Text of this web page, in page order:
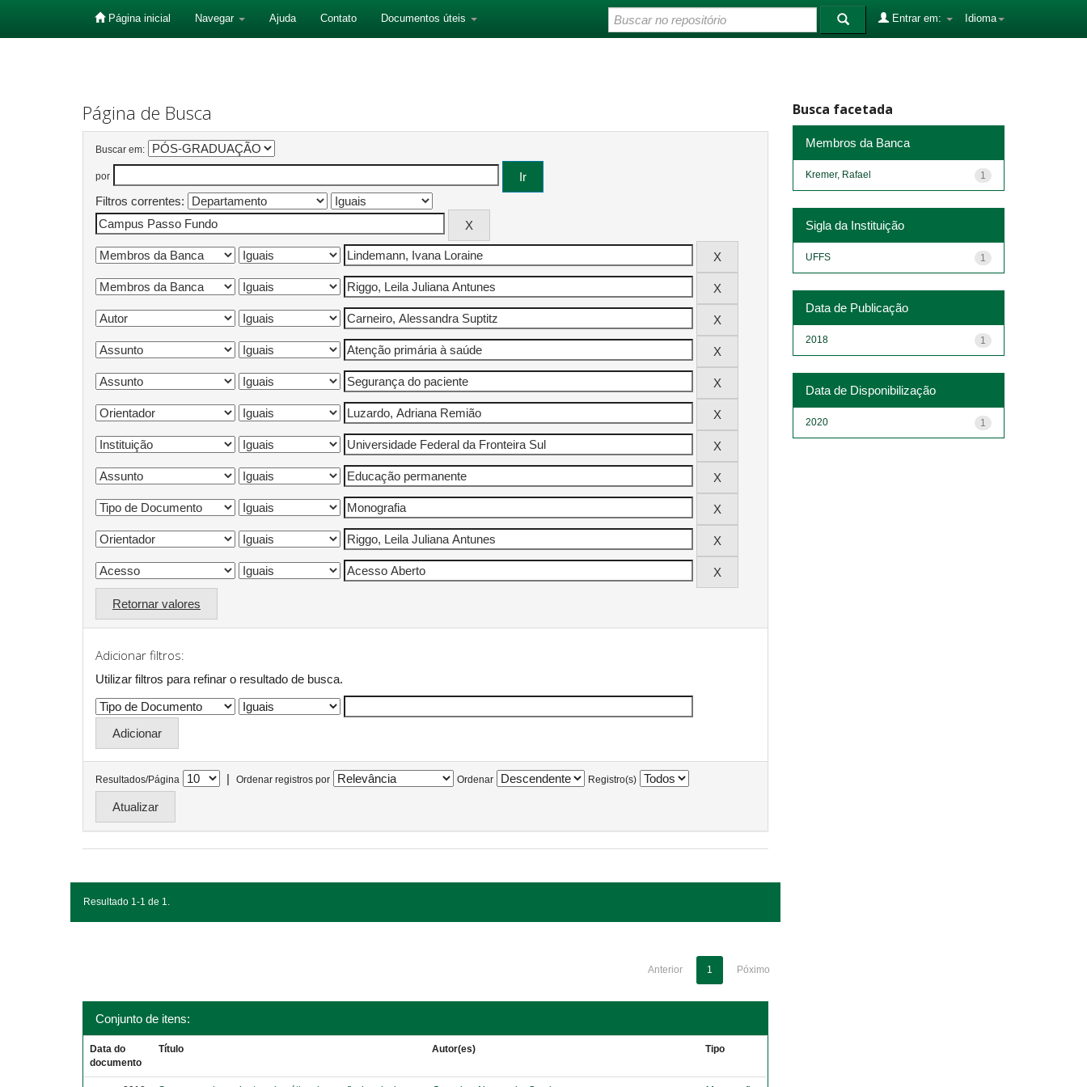
Página inicial Navegar Ajuda Contato Documentos úteis Idioma
Entrar em:
Página de Busca
Buscar em:
por
Filtros correntes:
Retornar valores
Adicionar filtros:
Utilizar filtros para refinar o resultado de busca.
Resultados/Página | Ordenar registros por Ordenar Registro(s)
Resultado 1-1 de 1.
Anterior 1 Póximo
Conjunto de itens:
Data do
documento
Título Autor(es) Tipo
Busca facetada
Membros da Banca
1
Kremer, Rafael
Sigla da Instituição
1
UFFS
Data de Publicação
1
2018
Data de Disponibilização
1
2020